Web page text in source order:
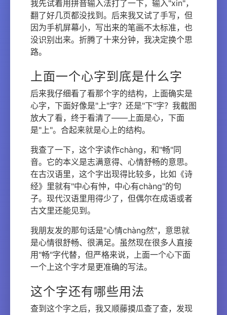
我先试着用拼音输入法打了一下，输入"xin"，
翻了好几页都没找到。后来我又试了手写，但
因为手机屏幕小，写出来的笔画不太标准，也
没识别出来。折腾了十来分钟，我决定换个思
路。
上面一个心字到底是什么字
后来我仔细看了看那个字的结构，上面确实是
心字，下面好像是"上"字？还是"下"字？我截图
放大了看，终于看清了——上面是心，下面
是"上"。合起来就是心上的结构。
我查了一下，这个字读作chàng，和"畅"同
音。它的本义是志满意得、心情舒畅的意思。
在古汉语里，这个字出现得比较多，比如《诗
经》里就有"中心有忡，中心有chàng"的句
子。现代汉语里用得少了，但偶尔在成语或者
古文里还能见到。
我朋友发的那句话是"心情chàng然"，意思就
是心情很舒畅、很满足。虽然现在很多人直接
用"畅"字代替，但严格来说，上面一个心下面
一个上这个字才是更准确的写法。
这个字还有哪些用法
查到这个字之后，我又顺藤摸瓜查了查，发现